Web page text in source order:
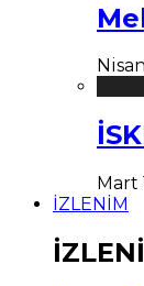
Mart
İZLENİM